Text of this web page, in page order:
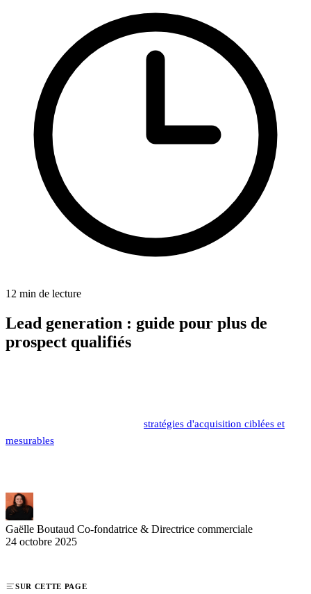
12 min de lecture
Lead generation : guide pour plus de
prospect qualifiés
stratégies d'acquisition ciblées et
mesurables
Gaëlle Boutaud Co-fondatrice & Directrice commerciale
24 octobre 2025
SUR CETTE PAGE